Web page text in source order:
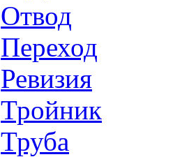
Отвод
Переход
Ревизия
Тройник
Труба